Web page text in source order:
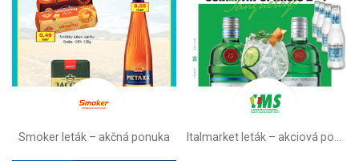
Smoker leták – akčná ponuka